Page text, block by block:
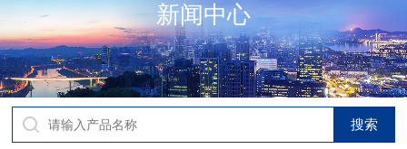
新闻中心